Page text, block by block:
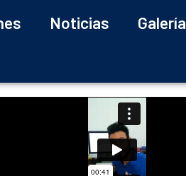
Noticias Galería